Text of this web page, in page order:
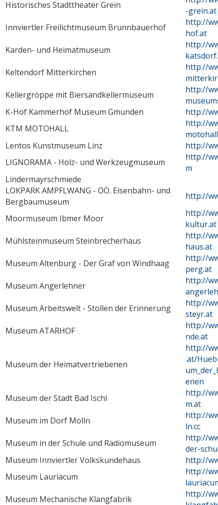
Historisches Stadttheater Grein
-grein.at
Innviertler Freilichtmuseum Brunnbauerhof
http://
hof.at
Karden- und Heimatmuseum
http://
Keltendorf Mitterkirchen
http://
Kellergröppe mit Biersandkellermuseum
http://
K-Hof Kammerhof Museum Gmunden
http://
KTM MOTOHALL
http://
Lentos Kunstmuseum Linz
http://
LIGNORAMA - Holz- und Werkzeugmuseum
http://
m
Lindermayrschmiede
LOKPARK AMPFLWANG - OÖ. Eisenbahn- und
Bergbaumuseum
http://
Moormuseum Ibmer Moor
http://
kultur.at
Mühlsteinmuseum Steinbrecherhaus
http://
haus.at
Museum Altenburg - Der Graf von Windhaag
http://
perg.at
Museum Angerlehner
http://
Museum Arbeitswelt - Stollen der Erinnerung
http://
steyr.at
Museum ATARHOF
http://
nde.at
Museum der Heimatvertriebenen
http://
.at/
enen
Museum der Stadt Bad Ischl
http://
m.at
Museum im Dorf Molln
http://
ln.cc
Museum in der Schule und Radiomuseum
http://
der-
Museum Innviertler Volkskundehaus
http://
Museum Lauriacum
http://
Museum Mechanische Klangfabrik
http://